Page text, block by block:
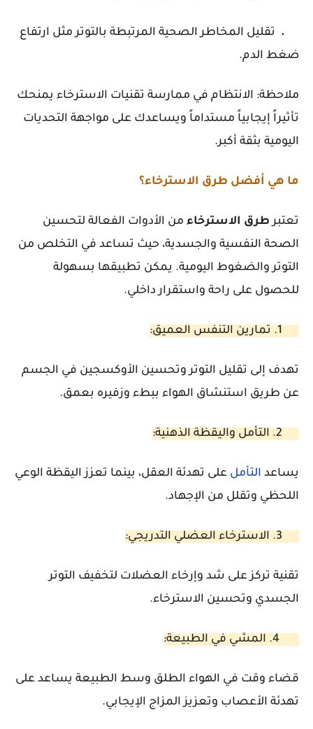
. تقليل المخاطر الصحية المرتبطة بالتوتر مثل ارتفاع
ضغط الدم.
ملاحظة: الانتظام في ممارسة تقنيات الاسترخاء يمنحك
تأثيراً إيجابياً مستداماً ويساعدك على مواجهة التحديات
اليومية بثقة أكبر.
ما هي أفضل طرق الاسترخاء؟
تعتبرطرق الاسترخاء من الأدوات الفعالة لتحسين
الصحة النفسية والجسدية، حيث تساعد في التخلص من
التوتر والضغوط اليومية. يمكن تطبيقها بسهولة
للحصول على راحة واستقرار داخلي.
تهدف إلى تقليل التوتر وتحسين الأوكسجين في الجسم
عن طريق استنشاق الهواء ببطء وزفيره بعمق.
يساعد التأمل على تهدئة العقل، بينما تعزز اليقظة الوعي
اللحظي وتقلل من الإجهاد.
تقنية تركز على شد وإرخاء العضلات لتخفيف التوتر
الجسدي وتحسين الاسترخاء.
قضاء وقت في الهواء الطلق وسط الطبيعة يساعد على
تهدئة الأعصاب وتعزيز المزاج الإيجابي.